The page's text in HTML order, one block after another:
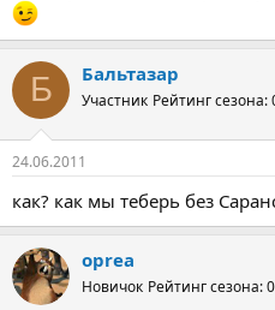
Б Бальтазар
Участник Рейтинг сезона:
24.06.2011
как? как мы теберь без
oprea
Новичок Рейтинг сезона: 0